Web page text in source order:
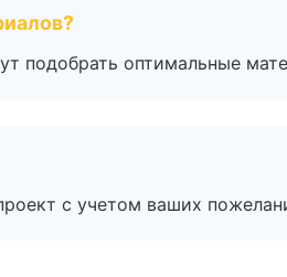
подобрать оптимальные
с учетом ваших